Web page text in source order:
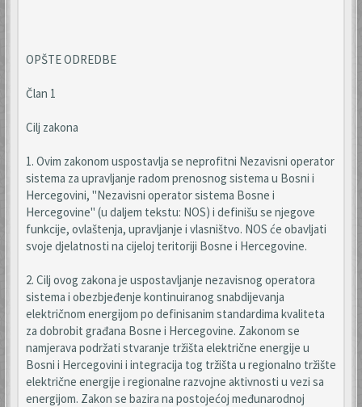
OPŠTE ODREDBE
Član 1
Cilj zakona
1. Ovim zakonom uspostavlja se neprofitni Nezavisni operator
sistema za upravljanje radom prenosnog sistema u Bosni i
Hercegovini, "Nezavisni operator sistema Bosne i
Hercegovine" (u daljem tekstu: NOS) i definišu se njegove
funkcije, ovlaštenja, upravljanje i vlasništvo. NOS će obavljati
svoje djelatnosti na cijeloj teritoriji Bosne i Hercegovine.
2. Cilj ovog zakona je uspostavljanje nezavisnog operatora
sistema i obezbjeđenje kontinuiranog snabdijevanja
električnom energijom po definisanim standardima kvaliteta
za dobrobit građana Bosne i Hercegovine. Zakonom se
namjerava podržati stvaranje tržišta električne energije u
Bosni i Hercegovini i integracija tog tržišta u regionalno tržište
električne energije i regionalne razvojne aktivnosti u vezi sa
energijom. Zakon se bazira na postojećoj međunarodnoj